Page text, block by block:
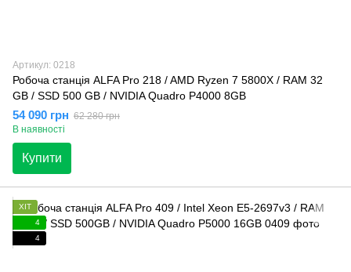
Артикул: 0218
Робоча станція ALFA Pro 218 / AMD Ryzen 7 5800X / RAM 32
GB / SSD 500 GB / NVIDIA Quadro P4000 8GB
54 090 грн 62 280 грн
В наявності
Купити
ХІТ
4
4